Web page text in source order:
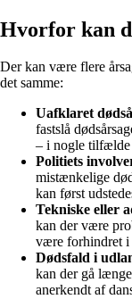
Hvorfor kan
Der kan være flere
det samme:
Uafklaret
fastslå
– i nogle tilfælde
Politiets
mistænkelige
kan først
Tekniske eller
kan der være
være forhindret i
Dødsfald i
kan der gå
anerkendt af